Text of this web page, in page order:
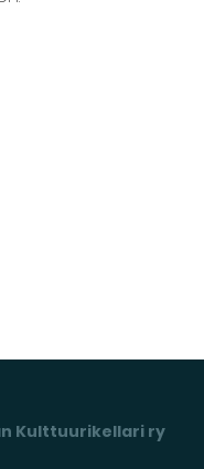
Kulttuurikellari ry